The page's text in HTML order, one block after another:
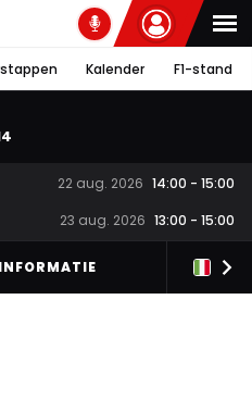
Kalender F1-stand
22 aug. 2026 14:00 - 15:00
23 aug. 2026 13:00 - 15:00